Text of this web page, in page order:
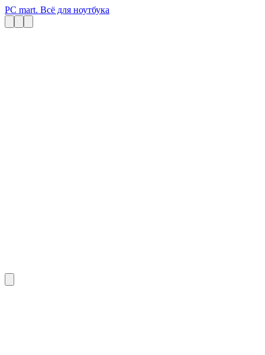
PC mart. Всё для ноутбука